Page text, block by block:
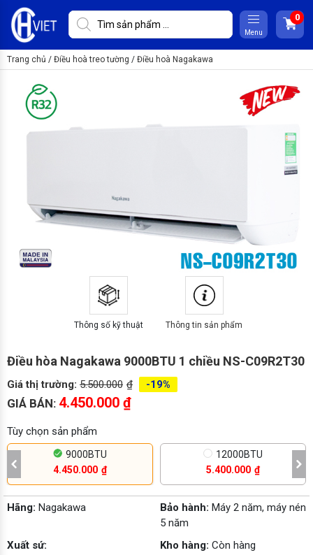
Menu
Trang chủ / Điều hoà treo tường / Điều hoà Nagakawa
Thông số kỹ thuật Thông tin sản phẩm
Điều hòa Nagakawa 9000BTU 1 chiều NS-C09R2T30
Giá thị trường: 5.500.000 ₫ -19%
GIÁ BÁN: 4.450.000 ₫
Tùy chọn sản phẩm
9000BTU
4.450.000 ₫
12000BTU
5.400.000 ₫
Hãng: Nagakawa Bảo hành: Máy 2 năm, máy nén
5 năm
Xuất sứ:
Kho hàng: Còn hàng